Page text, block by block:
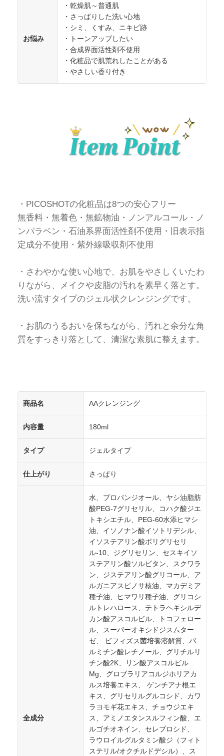
お悩み
・乾燥肌～普通肌
・さっぱりした洗い心地
・シミ、くすみ、ニキビ跡
・トーンアップしたい
・合成界面活性剤不使用
・化粧品で肌荒れしたことがある
・やさしい香り付き
・PICOSHOTの化粧品は8つの安心フリー
無香料・無着色・無鉱物油・ノンアルコール・ノ
ンパラベン・石油系界面活性剤不使用・旧表示指
定成分不使用・紫外線吸収剤不使用
・さわやかな使い心地で、お肌をやさしくいたわ
りながら、メイクや皮脂の汚れを素早く落とす。
洗い流すタイプのジェル状クレンジングです。
・お肌のうるおいを保ちながら、汚れと余分な角
質をすっきり落として、清潔な素肌に整えます。
商品名 AAクレンジング
内容量 180ml
タイプ ジェルタイプ
仕上がり さっぱり
全成分
水、プロパンジオール、ヤシ油脂肪
酸PEG-7グリセリル、コハク酸ジエ
トキシエチル、PEG-60水添ヒマシ
油、イソノナン酸イソトリデシル、
イソステアリン酸ポリグリセリ
ル-10、ジグリセリン、セスキイソ
ステアリン酸ソルビタン、スクワラ
ン、ジステアリン酸グリコール、ア
ルガニアスピノサ核油、マカデミア
種子油、ヒマワリ種子油、グリコシ
ルトレハロース、テトラヘキシルデ
カン酸アスコルビル、トコフェロー
ル、スーパーオキシドジスムター
ゼ、 ビフィズス菌培養溶解質、パ
ルミチン酸レチノール、グリチルリ
チン酸2K、リン酸アスコルビル
Mg、グロブラリアコルジホリアカ
ルス培養エキス、 ゲンチアナ根エ
キス、グリセリルグルコシド、カワ
ラヨモギ花エキス、チョウジエキ
ス、アミノエタンスルフィン酸、エ
ルゴチオネイン、セレブロシド、
ラウロイルグルタミン酸ジ（フィト
ステリル/オクチルドデシル）、ス